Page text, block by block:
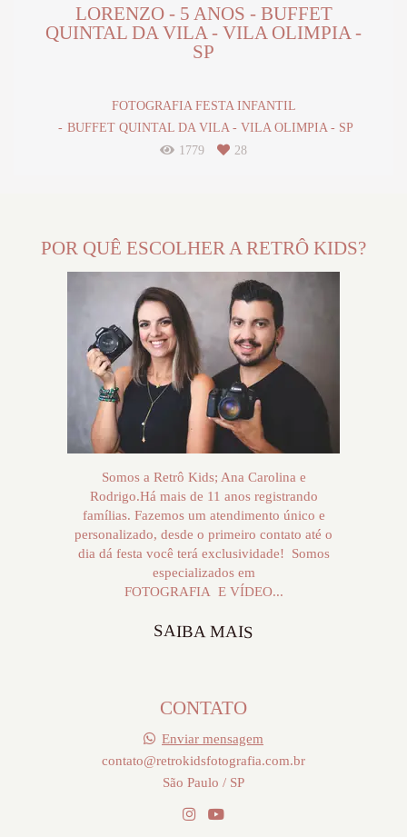
LORENZO - 5 ANOS - BUFFET
QUINTAL DA VILA - VILA OLIMPIA -
SP
FOTOGRAFIA FESTA INFANTIL
BUFFET QUINTAL DA VILA - VILA OLIMPIA - SP
1779
28
POR QUÊ ESCOLHER A RETRÔ KIDS?
Somos a Retrô Kids; Ana Carolina e
Rodrigo.Há mais de 11 anos registrando
famílias. Fazemos um atendimento único e
personalizado, desde o primeiro contato até o
dia dá festa você terá exclusividade! Somos
especializados em
FOTOGRAFIA E VÍDEO...
SAIBA MAIS
CONTATO
Enviar mensagem
contato@retrokidsfotografia.com.br
São Paulo / SP